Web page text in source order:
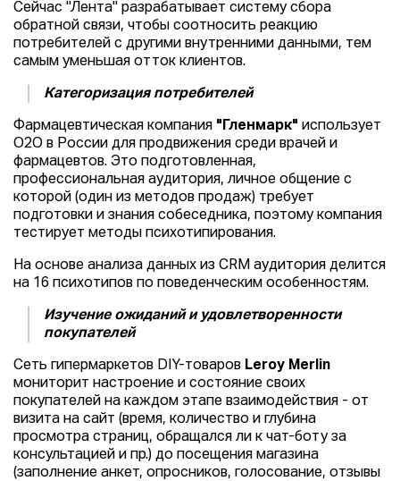
Сейчас "Лента" разрабатывает систему сбора
обратной связи, чтобы соотносить реакцию
потребителей с другими внутренними данными, тем
самым уменьшая отток клиентов.
Категоризация потребителей
Фармацевтическая компания "Гленмарк" использует
О2О в России для продвижения среди врачей и
фармацевтов. Это подготовленная,
профессиональная аудитория, личное общение с
которой (один из методов продаж) требует
подготовки и знания собеседника, поэтому компания
тестирует методы психотипирования.
На основе анализа данных из CRM аудитория делится
на 16 психотипов по поведенческим особенностям.
Изучение ожиданий и удовлетворенности
покупателей
Сеть гипермаркетов DIY-товаров Leroy Merlin
мониторит настроение и состояние своих
покупателей на каждом этапе взаимодействия - от
визита на сайт (время, количество и глубина
просмотра страниц, обращался ли к чат-боту за
консультацией и пр.) до посещения магазина
(заполнение анкет, опросников, голосование, отзывы